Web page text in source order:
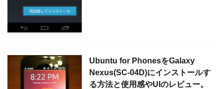
Ubuntu for PhonesをGalaxy
Nexus(SC-04D)にインストールす
る方法と使用感やUIのレビュー。